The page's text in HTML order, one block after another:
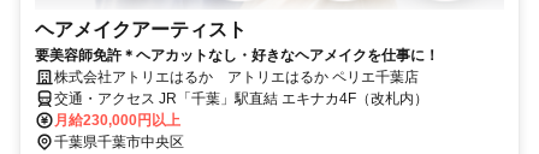
ヘアメイクアーティスト
要美容師免許＊ヘアカットなし・好きなヘアメイクを仕事に！
株式会社アトリエはるか アトリエはるか ペリエ千葉店
交通・アクセス JR「千葉」駅直結 エキナカ4F（改札内）
月給230,000円以上
千葉県千葉市中央区